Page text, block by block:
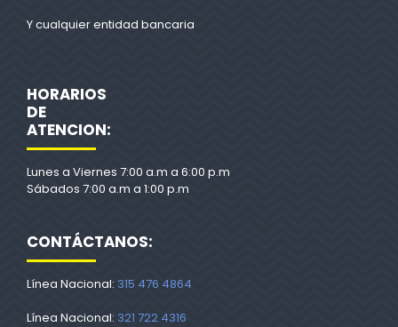
Y cualquier entidad bancaria
HORARIOS
DE
ATENCION:
Lunes a Viernes 7:00 a.m a 6:00 p.m
Sábados 7:00 a.m a 1:00 p.m
CONTÁCTANOS:
Línea Nacional: 315 476 4864
Línea Nacional: 321 722 4316